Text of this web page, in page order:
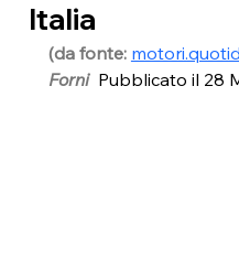
Italia
(da fonte:
Forni Pubblicato il 28